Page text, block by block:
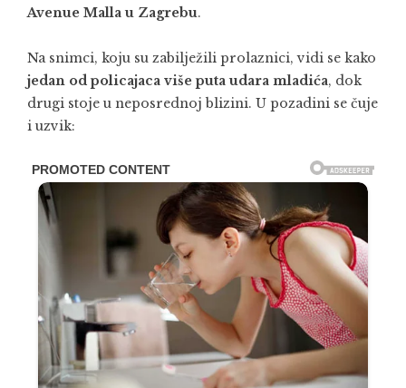
Avenue Malla u Zagrebu.
Na snimci, koju su zabilježili prolaznici, vidi se kako
jedan od policajaca više puta udara mladića, dok
drugi stoje u neposrednoj blizini. U pozadini se čuje
i uzvik: